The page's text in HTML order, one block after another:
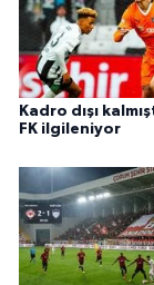
Kadro dışı
FK ilgileniyor